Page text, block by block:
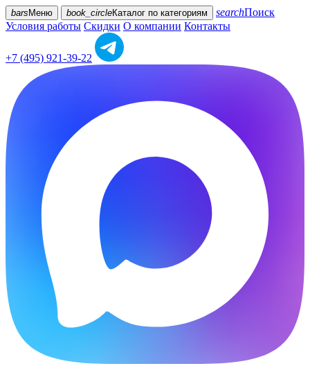
bars Меню book_circleКаталог по категориям searchПоиск
Условия работы Скидки О компании Контакты
+7 (495) 921-39-22